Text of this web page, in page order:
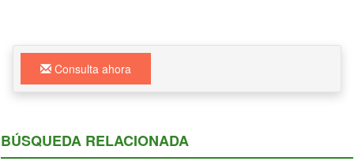
Consulta ahora
BÚSQUEDA RELACIONADA